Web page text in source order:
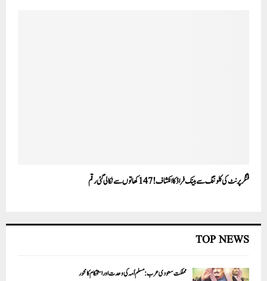
فنگر پرنٹ کی کلوننگ سے بینک فراڈ کا انکشاف! 147 کھاتوں سے نکالی گئی رقم
TOP NEWS
مملکت سعودی عرب: مسلم اُمہ کی وحدت اور استحکام کا محور